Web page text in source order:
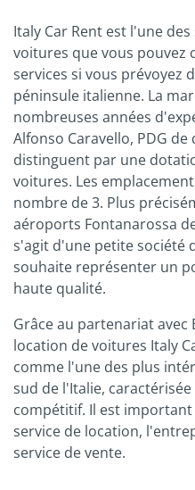
Italy Car Rent est l'une
voitures que vous pouvez
services si vous prévoyez
péninsule italienne. La
nombreuses années
Alfonso Caravello, PDG
distinguent par une
voitures. Les
nombre de 3. Plus
aéroports Fontanarossa
s'agit d'une petite société
souhaite représenter un
haute qualité.
Grâce au partenariat avec
location de voitures Italy
comme l'une des plus
sud de l'Italie,
compétitif. Il est
service de location,
service de vente.